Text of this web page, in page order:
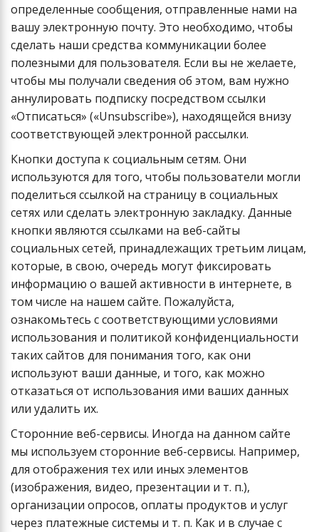
определенные сообщения, отправленные нами на
вашу электронную почту. Это необходимо, чтобы
сделать наши средства коммуникации более
полезными для пользователя. Если вы не желаете,
чтобы мы получали сведения об этом, вам нужно
аннулировать подписку посредством ссылки
«Отписаться» («Unsubscribe»), находящейся внизу
соответствующей электронной рассылки.
Кнопки доступа к социальным сетям. Они
используются для того, чтобы пользователи могли
поделиться ссылкой на страницу в социальных
сетях или сделать электронную закладку. Данные
кнопки являются ссылками на веб-сайты
социальных сетей, принадлежащих третьим лицам,
которые, в свою, очередь могут фиксировать
информацию о вашей активности в интернете, в
том числе на нашем сайте. Пожалуйста,
ознакомьтесь с соответствующими условиями
использования и политикой конфиденциальности
таких сайтов для понимания того, как они
используют ваши данные, и того, как можно
отказаться от использования ими ваших данных
или удалить их.
Сторонние веб-сервисы. Иногда на данном сайте
мы используем сторонние веб-сервисы. Например,
для отображения тех или иных элементов
(изображения, видео, презентации и т. п.),
организации опросов, оплаты продуктов и услуг
через платежные системы и т. п. Как и в случае с